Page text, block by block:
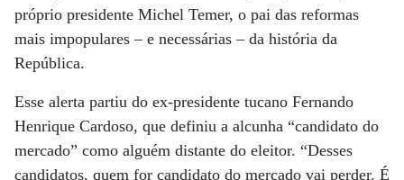
próprio presidente Michel Temer, o pai das reformas
mais impopulares – e necessárias – da história da
República.
Esse alerta partiu do ex-presidente tucano Fernando
Henrique Cardoso, que definiu a alcunha “candidato do
mercado” como alguém distante do eleitor. “Desses
candidatos, quem for candidato do mercado vai perder. É